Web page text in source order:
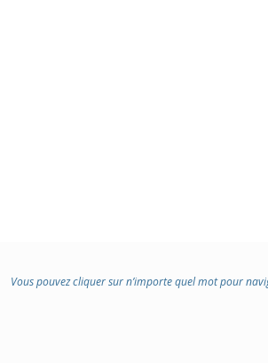
Vous pouvez cliquer sur n’importe quel mot pour